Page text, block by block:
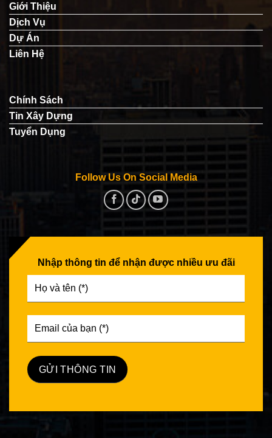
Giới Thiệu
Dịch Vụ
Dự Án
Liên Hệ
Chính Sách
Tin Xây Dựng
Tuyển Dụng
Follow Us On Social Media
Nhập thông tin để nhận được nhiều ưu đãi